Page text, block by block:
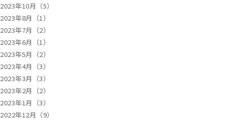
2023年10月（5）
2023年8月（1）
2023年7月（2）
2023年6月（1）
2023年5月（2）
2023年4月（3）
2023年3月（3）
2023年2月（2）
2023年1月（3）
2022年12月（9）